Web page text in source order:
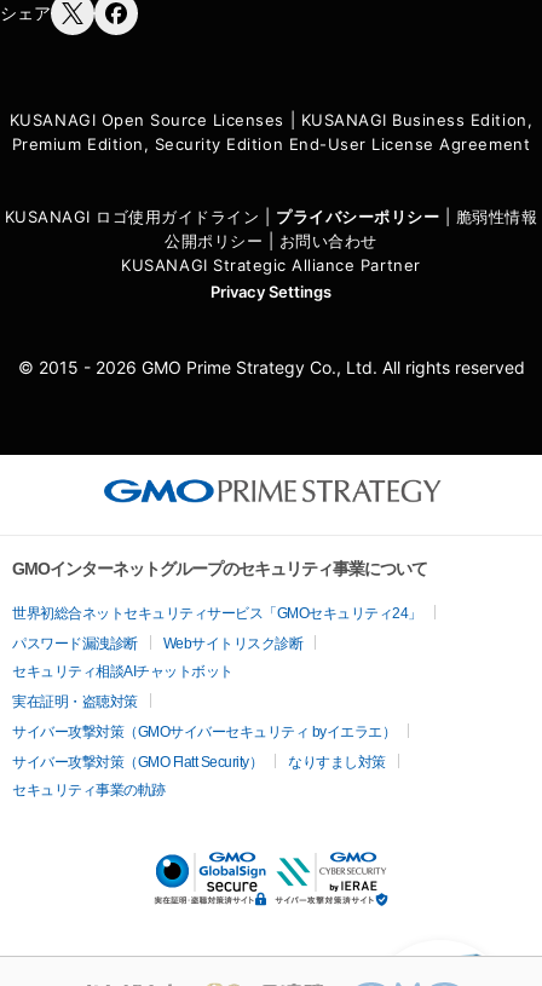
シェア
KUSANAGI Open Source Licenses
KUSANAGI Business Edition,
Premium Edition, Security Edition End-User License Agreement
KUSANAGI ロゴ使用ガイドライン プライバシーポリシー
脆弱性情報
公開ポリシー
お問い合わせ
KUSANAGI Strategic Alliance Partner
Privacy Settings
© 2015 - 2026 GMO Prime Strategy Co., Ltd. All rights reserved
GMOインターネットグループのセキュリティ事業について
世界初総合ネットセキュリティサービス「GMOセキュリティ24」
パスワード漏洩診断
Webサイトリスク診断
セキュリティ相談AIチャットボット
実在証明・盗聴対策
サイバー攻撃対策（GMOサイバーセキュリティ byイエラエ）
サイバー攻撃対策（GMO Flatt Security）
なりすまし対策
セキュリティ事業の軌跡